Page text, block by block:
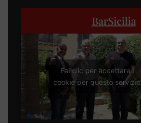
BarSicilia
Fai clic per accettare i
cookie per questo servizio